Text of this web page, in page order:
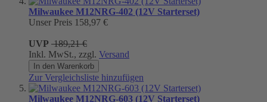
Milwaukee M12NRG-402 (12V Starterset)
Unser Preis 158,97 €
UVP 189,21 €
Inkl. MwSt., zzgl. Versand
In den Warenkorb
Zur Vergleichsliste hinzufügen
Milwaukee M12NRG-603 (12V Starterset)